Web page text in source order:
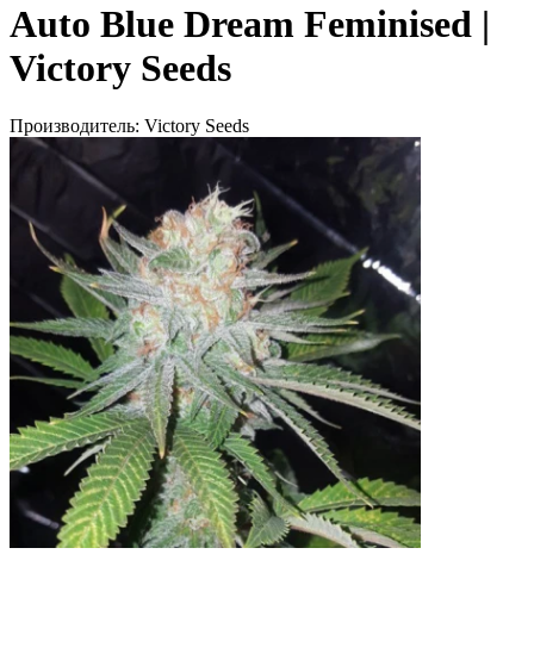
Auto Blue Dream Feminised |
Victory Seeds
Производитель: Victory Seeds